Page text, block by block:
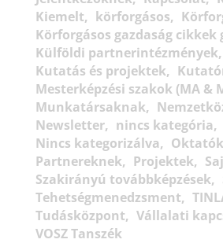
Kiemelt
körforgásos
Körforgásos gazdaság cikkek
Külföldi partnerintézmények
Kutatás és projektek
Mesterképzési szakok (MA &
Munkatársaknak
Newsletter
nincs kategória
Nincs kategorizálva
Partnereknek
Projektek
Szakirányú továbbképzések
Tehetségmenedzsment
Tudásközpont
Vállalati
VOSZ Tanszék